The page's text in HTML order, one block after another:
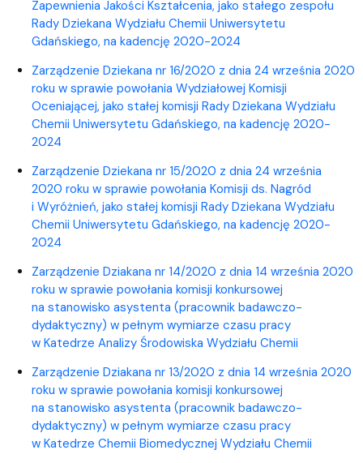
Zapewnienia Jakości Kształcenia, jako stałego zespołu
Rady Dziekana Wydziału Chemii Uniwersytetu
Gdańskiego, na kadencję 2020-2024
Zarządzenie Dziekana nr 16/2020 z dnia 24 września 2020
roku w sprawie powołania Wydziałowej Komisji
Oceniającej, jako stałej komisji Rady Dziekana Wydziału
Chemii Uniwersytetu Gdańskiego, na kadencję 2020-
2024
Zarządzenie Dziekana nr 15/2020 z dnia 24 września
2020 roku w sprawie powołania Komisji ds. Nagród
i Wyróżnień, jako stałej komisji Rady Dziekana Wydziału
Chemii Uniwersytetu Gdańskiego, na kadencję 2020-
2024
Zarządzenie Dziakana nr 14/2020 z dnia 14 września 2020
roku w sprawie powołania komisji konkursowej
na stanowisko asystenta (pracownik badawczo-
dydaktyczny) w pełnym wymiarze czasu pracy
w Katedrze Analizy Środowiska Wydziału Chemii
Zarządzenie Dziakana nr 13/2020 z dnia 14 września 2020
roku w sprawie powołania komisji konkursowej
na stanowisko asystenta (pracownik badawczo-
dydaktyczny) w pełnym wymiarze czasu pracy
w Katedrze Chemii Biomedycznej Wydziału Chemii